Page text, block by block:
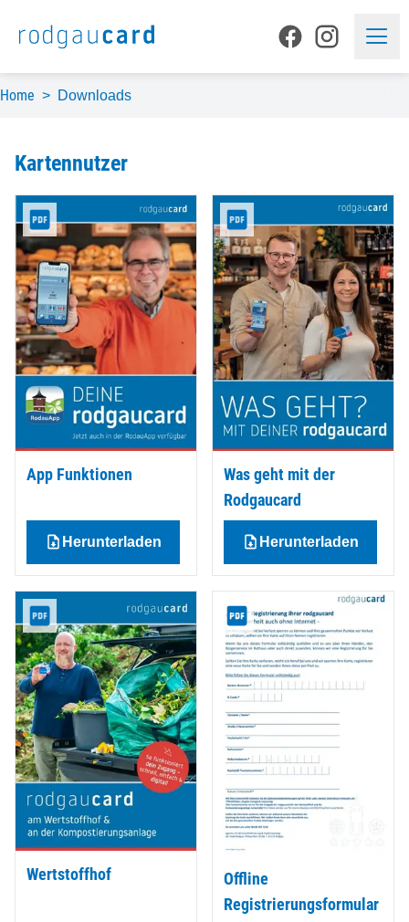
Home > Downloads
Kartennutzer
App Funktionen
Herunterladen
Was geht mit der
Rodgaucard
Herunterladen
Wertstoffhof
Offline
Registrierungsformular